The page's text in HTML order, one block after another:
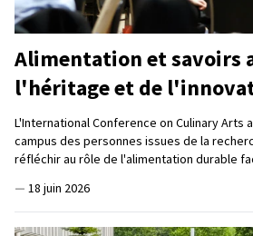
Alimentation et savoirs
l'héritage et de
L'International Conference on Culinary Arts
campus des personnes issues de la
réfléchir au rôle de l'alimentation durable
— 18 juin 2026